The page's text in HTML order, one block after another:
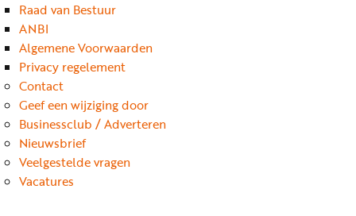
Raad van Bestuur
ANBI
Algemene Voorwaarden
Privacy regelement
Contact
Geef een wijziging door
Businessclub / Adverteren
Nieuwsbrief
Veelgestelde vragen
Vacatures